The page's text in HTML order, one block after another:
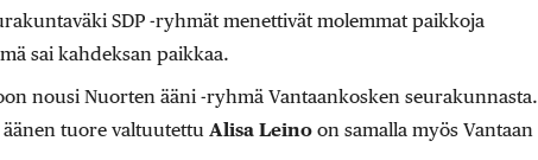
SDP -ryhmät menettivät molemmat paikkoja
sai kahdeksan paikkaa.
nousi Nuorten ääni -ryhmä Vantaankosken seurakunnasta.
tuore valtuutettu Alisa Leinoon samalla myös Vantaan